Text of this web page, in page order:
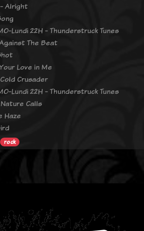
Alright
Lundi 22H - Thunderstruck Tunes
The Beat
Love in Me
Crusader
Lundi 22H - Thunderstruck Tunes
Calls
Haze
rock